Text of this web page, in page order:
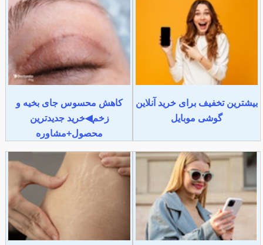
بیشترین تخفیف برای خرید آنلاین
گوشی موبایل
کاهش محسوس جای بخیه و
زخم◀خرید جدیدترین
محصول+مشاوره